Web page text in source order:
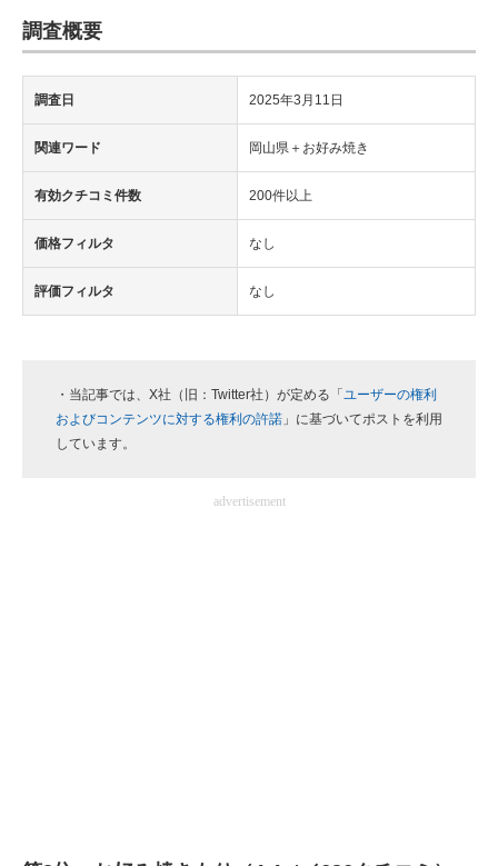
調査概要
調査日 2025年3月11日
関連ワード 岡山県＋お好み焼き
有効クチコミ件数 200件以上
価格フィルタ なし
評価フィルタ なし
・当記事では、X社（旧：Twitter社）が定める「 ユーザーの権利
およびコンテンツに対する権利の許諾 」に基づいてポストを利用
しています。
advertisement